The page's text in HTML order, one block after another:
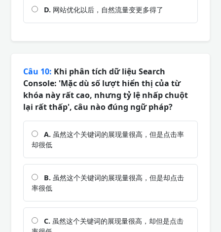
D. 网站优化以后，自然流量变更多得了
Câu 10: Khi phân tích dữ liệu Search
Console: 'Mặc dù số lượt hiển thị của từ
khóa này rất cao, nhưng tỷ lệ nhấp chuột
lại rất thấp', câu nào đúng ngữ pháp?
A. 虽然这个关键词的展现量很高，但是点击率
却很低
B. 虽然这个关键词的展现量很高，但是却点击
率很低
C. 虽然这个关键词的展现量很高，却但是点击